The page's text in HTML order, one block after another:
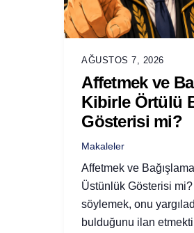
AĞUSTOS 7, 2026
Affetmek ve
Kibirle Örtülü
Gösterisi mi?
Makaleler
Affetmek ve
Üstünlük Gösterisi mi?
söylemek, onu
bulduğunu ilan